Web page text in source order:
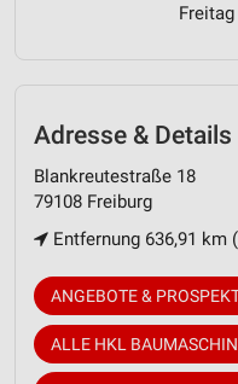
Freitag
Adresse & Details
Blankreutestraße 18
79108 Freiburg
Entfernung 636,91 km
ANGEBOTE &
ALLE HKL